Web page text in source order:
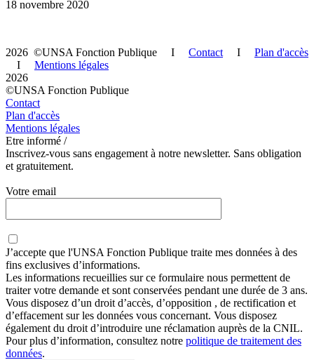
18 novembre 2020
2026 ©UNSA Fonction Publique I Contact I Plan d'accès
I Mentions légales
2026
©UNSA Fonction Publique
Contact
Plan d'accès
Mentions légales
Etre informé /
Inscrivez-vous sans engagement à notre newsletter. Sans obligation
et gratuitement.
Votre email
J’accepte que l'UNSA Fonction Publique traite mes données à des
fins exclusives d’informations.
Les informations recueillies sur ce formulaire nous permettent de
traiter votre demande et sont conservées pendant une durée de 3 ans.
Vous disposez d’un droit d’accès, d’opposition , de rectification et
d’effacement sur les données vous concernant. Vous disposez
également du droit d’introduire une réclamation auprès de la CNIL.
Pour plus d’information, consultez notre politique de traitement des
données.